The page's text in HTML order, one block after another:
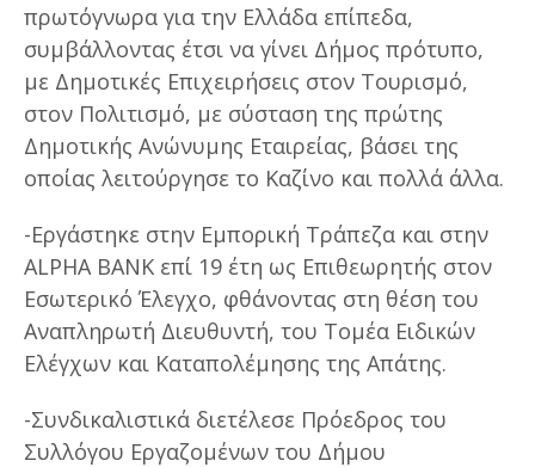
πρωτόγνωρα για την Ελλάδα επίπεδα,
συμβάλλοντας έτσι να γίνει Δήμος πρότυπο,
με Δημοτικές Επιχειρήσεις στον Τουρισμό,
στον Πολιτισμό, με σύσταση της πρώτης
Δημοτικής Ανώνυμης Εταιρείας, βάσει της
οποίας λειτούργησε το Καζίνο και πολλά άλλα.
-Εργάστηκε στην Εμπορική Τράπεζα και στην
ALPHA BANK επί 19 έτη ως Επιθεωρητής στον
Εσωτερικό Έλεγχο, φθάνοντας στη θέση του
Αναπληρωτή Διευθυντή, του Τομέα Ειδικών
Ελέγχων και Καταπολέμησης της Απάτης.
-Συνδικαλιστικά διετέλεσε Πρόεδρος του
Συλλόγου Εργαζομένων του Δήμου